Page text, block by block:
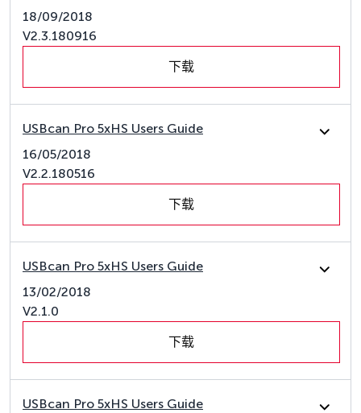
18/09/2018
V2.3.180916
下载
USBcan Pro 5xHS Users Guide
16/05/2018
V2.2.180516
下载
USBcan Pro 5xHS Users Guide
13/02/2018
V2.1.0
下载
USBcan Pro 5xHS Users Guide